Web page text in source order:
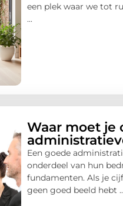
een plek waar we tot
...
Waar moet je
Een goede
onderdeel van hun
fundamenten. Als je
geen goed beeld hebt